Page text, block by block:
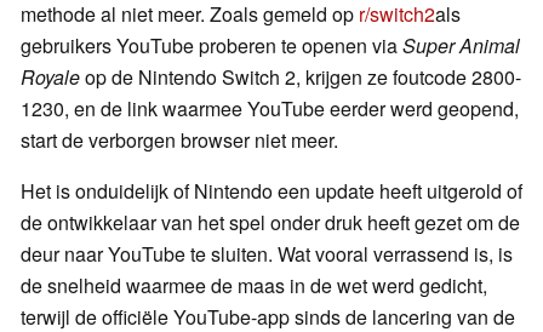
methode al niet meer. Zoals gemeld op r/switch2als
gebruikers YouTube proberen te openen viaSuperAnimal
Royaleop de Nintendo Switch 2, krijgen ze foutcode 2800-
1230, en de link waarmee YouTube eerder werd geopend,
start de verborgen browser niet meer.
Het is onduidelijk of Nintendo een update heeft uitgerold of
de ontwikkelaar van het spel onder druk heeft gezet om de
deur naar YouTube te sluiten. Wat vooral verrassend is, is
de snelheid waarmee de maas in de wet werd gedicht,
terwijl de officiële YouTube-app sinds de lancering van de